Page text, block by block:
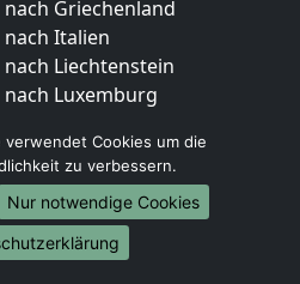
Griechenland
Italien
Liechtenstein
Luxemburg
nach Norwegen
nach Berlin
Hamburg
Cookies um die
zu verbessern.
Nur notwendige Cookies